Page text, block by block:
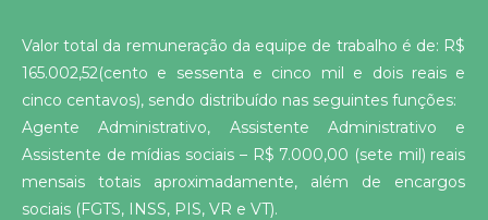
Valor total da remuneração da equipe de trabalho é de: R$
165.002,52(cento e sessenta e cinco mil e dois reais e
cinco centavos), sendo distribuído nas seguintes funções:
Agente Administrativo, Assistente Administrativo e
Assistente de mídias sociais – R$ 7.000,00 (sete mil) reais
mensais totais aproximadamente, além de encargos
sociais (FGTS, INSS, PIS, VR e VT).